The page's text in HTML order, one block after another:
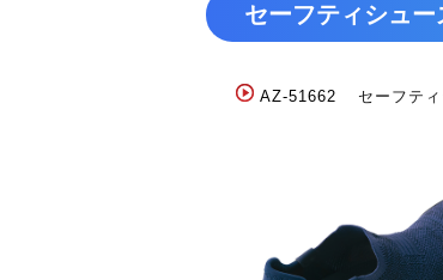
セーフティシュ
AZ-51662 セーフテ